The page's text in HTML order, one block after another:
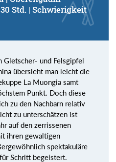
Std. | Schwierigkeit
Gletscher- und Felsgipfel
übersieht man leicht die
La Muongia samt
Punkt. Doch diese
zu den Nachbarn relativ
zu unterschätzen ist
auf den zerrissenen
ihren gewaltigen
spektakuläre
Schritt begeistert.